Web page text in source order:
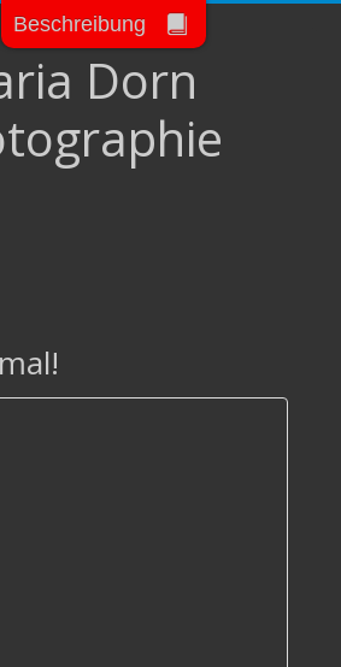
Dorn
Beschreibung